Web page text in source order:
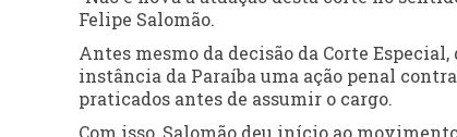
Felipe Salomão.
Antes mesmo da decisão da Corte
instância da Paraíba uma ação penal
praticados antes de assumir o cargo.
Com isso, Salomão deu início ao